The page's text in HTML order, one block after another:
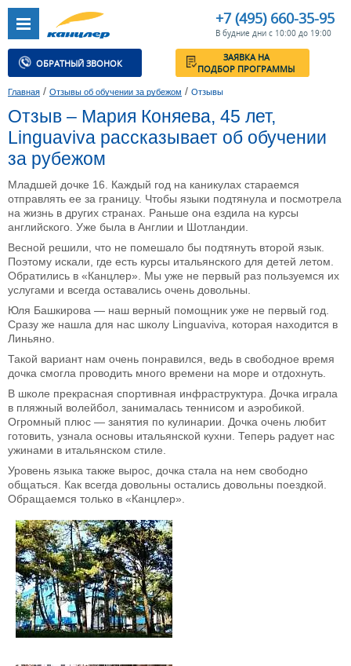
+7 (495) 660-35-95
В будние дни с 10:00 до 19:00
ОБРАТНЫЙ ЗВОНОК
ЗАЯВКА НА
ПОДБОР ПРОГРАММЫ
Главная / Отзывы об обучении за рубежом / Отзывы
Отзыв – Мария Коняева, 45 лет,
Linguaviva рассказывает об обучении
за рубежом
Младшей дочке 16. Каждый год на каникулах стараемся
отправлять ее за границу. Чтобы языки подтянула и посмотрела
на жизнь в других странах. Раньше она ездила на курсы
английского. Уже была в Англии и Шотландии.
Весной решили, что не помешало бы подтянуть второй язык.
Поэтому искали, где есть курсы итальянского для детей летом.
Обратились в «Канцлер». Мы уже не первый раз пользуемся их
услугами и всегда оставались очень довольны.
Юля Башкирова — наш верный помощник уже не первый год.
Сразу же нашла для нас школу Linguaviva, которая находится в
Линьяно.
Такой вариант нам очень понравился, ведь в свободное время
дочка смогла проводить много времени на море и отдохнуть.
В школе прекрасная спортивная инфраструктура. Дочка играла
в пляжный волейбол, занималась теннисом и аэробикой.
Огромный плюс — занятия по кулинарии. Дочка очень любит
готовить, узнала основы итальянской кухни. Теперь радует нас
ужинами в итальянском стиле.
Уровень языка также вырос, дочка стала на нем свободно
общаться. Как всегда довольны остались довольны поездкой.
Обращаемся только в «Канцлер».